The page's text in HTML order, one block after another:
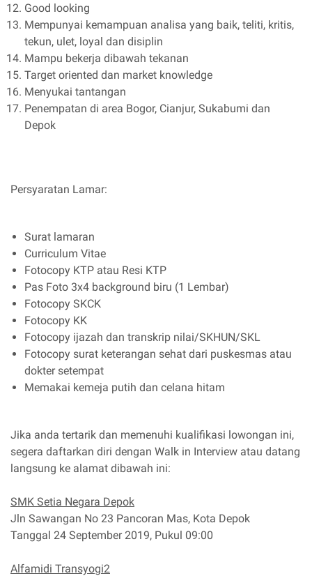
Good looking
Mempunyai kemampuan analisa yang baik, teliti, kritis,
tekun, ulet, loyal dan disiplin
Mampu bekerja dibawah tekanan
Target oriented dan market knowledge
Menyukai tantangan
Penempatan di area Bogor, Cianjur, Sukabumi dan
Depok
Persyaratan Lamar:
Surat lamaran
Curriculum Vitae
Fotocopy KTP atau Resi KTP
Pas Foto 3x4 background biru (1 Lembar)
Fotocopy SKCK
Fotocopy KK
Fotocopy ijazah dan transkrip nilai/SKHUN/SKL
Fotocopy surat keterangan sehat dari puskesmas atau
dokter setempat
Memakai kemeja putih dan celana hitam
Jika anda tertarik dan memenuhi kualifikasi lowongan ini,
segera daftarkan diri dengan Walk in Interview atau datang
langsung ke alamat dibawah ini:
SMK Setia Negara Depok
Jln Sawangan No 23 Pancoran Mas, Kota Depok
Tanggal 24 September 2019, Pukul 09:00
Alfamidi Transyogi2